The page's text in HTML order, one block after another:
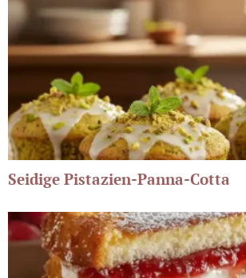
Seidige Pistazien-Panna-Cotta